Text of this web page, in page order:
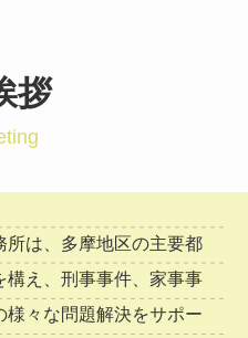
拶
所は、多摩地区の主要都
え、刑事事件、家事事
々な問題解決をサポー